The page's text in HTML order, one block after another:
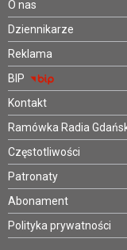
O nas
Dziennikarze
Reklama
BIP
Kontakt
Ramówka Radia
Częstotliwości
Patronaty
Abonament
Polityka prywatności